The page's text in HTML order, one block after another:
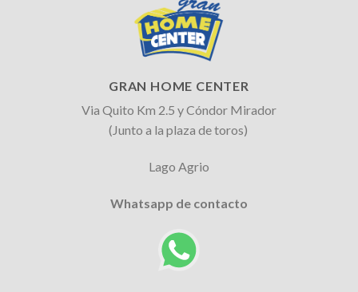
GRAN HOME CENTER
Via Quito Km 2.5 y Cóndor Mirador
(Junto a la plaza de toros)
Lago Agrio
Whatsapp de contacto